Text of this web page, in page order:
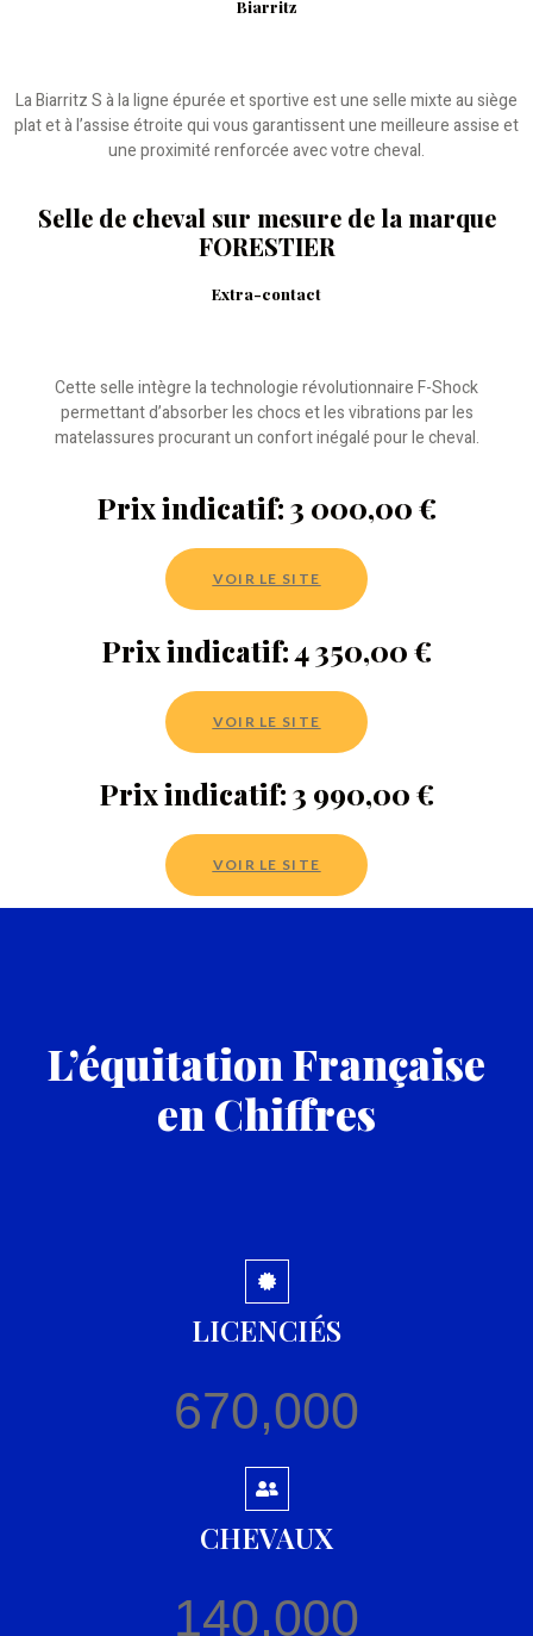
Biarritz
La Biarritz S à la ligne épurée et sportive est une selle mixte au siège
plat et à l’assise étroite qui vous garantissent une meilleure assise et
une proximité renforcée avec votre cheval.
Selle de cheval sur mesure de la marque
FORESTIER
Extra-contact
Cette selle intègre la technologie révolutionnaire F-Shock
permettant d’absorber les chocs et les vibrations par les
matelassures procurant un confort inégalé pour le cheval.
Prix indicatif: 3 000,00 €
VOIR LE SITE
Prix indicatif: 4 350,00 €
VOIR LE SITE
Prix indicatif: 3 990,00 €
VOIR LE SITE
L’équitation Française
en Chiffres
LICENCIÉS
670,000
CHEVAUX
140,000